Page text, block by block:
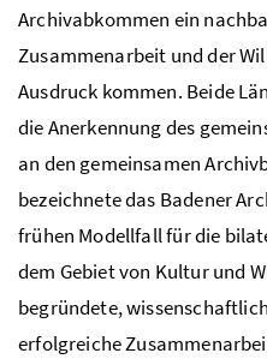
Archivabkommen ein
Zusammenarbeit und der
Ausdruck kommen. Beide
die Anerkennung des
an den gemeinsamen
bezeichnete das Badener
frühen Modellfall für die
dem Gebiet von Kultur und
begründete,
erfolgreiche